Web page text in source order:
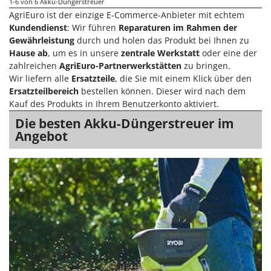
P
Palettengabeln für Traktoren
Pelletpressen
Pflüge für Traktor
Planierschilder für Traktoren
Plasmaschneider
Poolroboter
Pools
Poolstaubsauger
R
Rasenmäher
Rasensodenschneider
Rasentraktoren Aufsitzmäher
Rasentrimmer - Kantenschneider
Rasentrimmer - Motorsensen - Freischneider
Forest Master
Francini
G
G3 Ferrari
Gardena
Garofalo
GeoTech
GeoTech Pro
Gierre
Ginko - MGM
Gipeco
Girmi
Goodyear
GRAEF
Gre
AgriEuro ist der einzige E-Commerce-Anbieter mit echtem
Kundendienst: Wir führen Reparaturen im Rahmen der
Gewährleistung durch und holen das Produkt bei Ihnen zu
Hause ab, um es in unsere zentrale Werkstatt oder eine der
zahlreichen AgriEuro-Partnerwerkstätten zu bringen.
Wir liefern alle Ersatzteile, die Sie mit einem Klick über den
Ersatzteilbereich bestellen können. Dieser wird nach dem
Kauf des Produkts in Ihrem Benutzerkonto aktiviert.
Die besten Akku-Düngerstreuer im
Angebot